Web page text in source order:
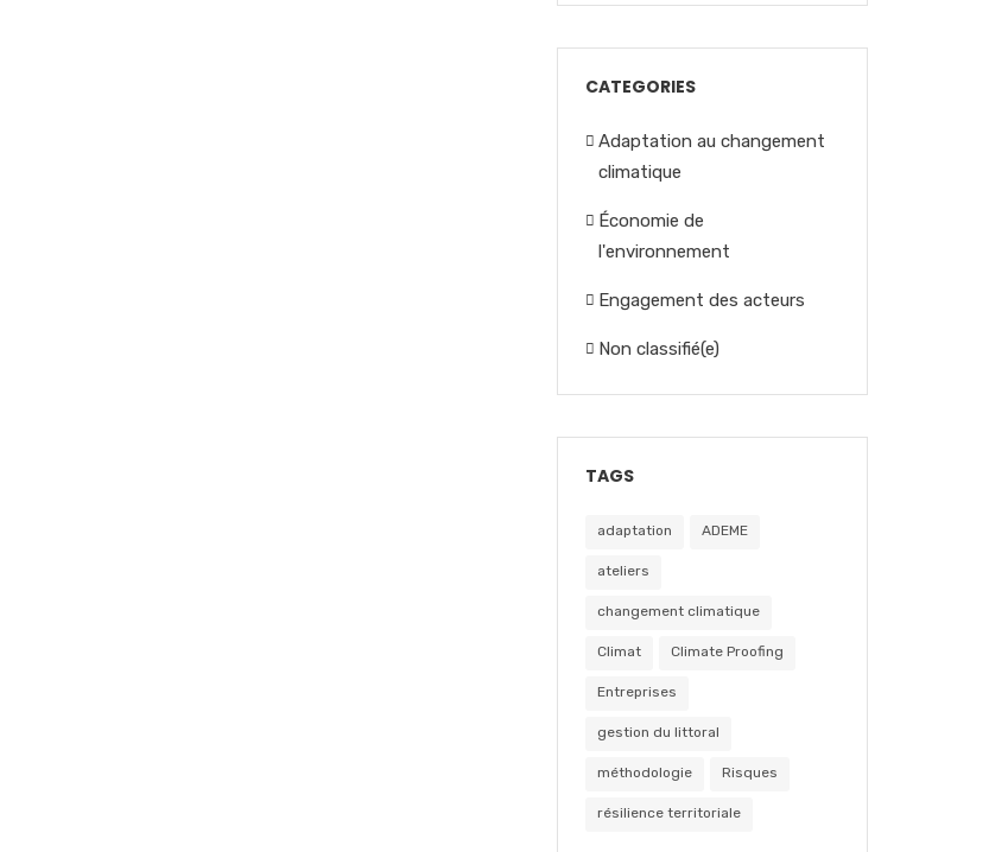
CATEGORIES
Adaptation au changement
climatique
Économie de
l'environnement
Engagement des acteurs
Non classifié(e)
TAGS
adaptation ADEME
ateliers
changement climatique
Climat Climate Proofing
Entreprises
gestion du littoral
méthodologie Risques
résilience territoriale